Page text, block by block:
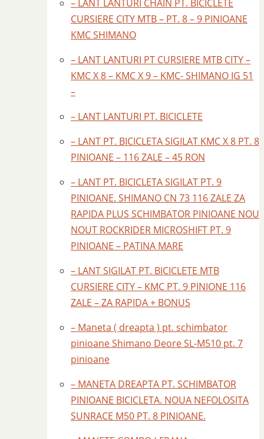
– LANT LANTURI CHAIN PT. BICICLETE
CURSIERE CITY MTB – PT. 8 – 9 PINIOANE
KMC SHIMANO
– LANT LANTURI PT CURSIERE MTB CITY –
KMC X 8 – KMC X 9 – KMC- SHIMANO IG 51
–
– LANT LANTURI PT. BICICLETE
– LANT PT. BICICLETA SIGILAT KMC X 8 PT. 8
PINIOANE – 116 ZALE – 45 RON
– LANT PT. BICICLETA SIGILAT PT. 9
PINIOANE. SHIMANO CN 73 116 ZALE ZA
RAPIDA PLUS SCHIMBATOR PINIOANE NOU
NOUT ROCKRIDER MICROSHIFT PT. 9
PINIOANE – PATINA MARE
– LANT SIGILAT PT. BICICLETE MTB
CURSIERE CITY – KMC PT. 9 PINIONE 116
ZALE – ZA RAPIDA + BONUS
– Maneta ( dreapta ) pt. schimbator
pinioane Shimano Deore SL-M510 pt. 7
pinioane
– MANETA DREAPTA PT. SCHIMBATOR
PINIOANE BICICLETA. NOUA NEFOLOSITA
SUNRACE M50 PT. 8 PINIOANE.